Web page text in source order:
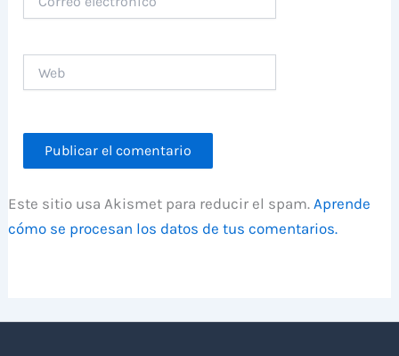
electrónico
Este sitio usa Akismet para reducir el spam.Aprende
cómo se procesan los datos de tus comentarios.